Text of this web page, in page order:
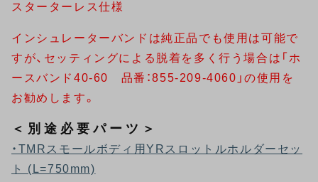
スターターレス仕様
インシュレーターバンドは純正品でも使用は可能で
すが、セッティングによる脱着を多く行う場合は「ホ
ースバンド40-60 品番：855-209-4060」の使用を
お勧めします。
＜別途必要パーツ＞
・TMRスモールボディ用YRスロットルホルダーセッ
ト (L=750mm)